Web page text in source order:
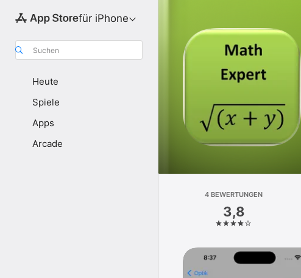
für iPhone
Suchen
Heute
Spiele
Apps
Arcade
4 BEWERTUNGEN
3,8